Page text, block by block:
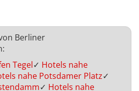
Berliner
Tegel✓ Hotels nahe
nahe Potsdamer Platz✓
✓ Hotels nahe